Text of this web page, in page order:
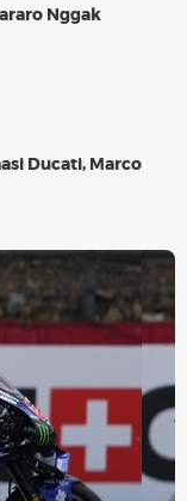
Nggak
Ducati, Marco